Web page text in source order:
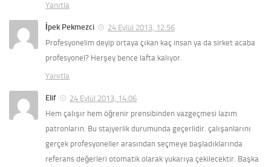
Yanıtla
İpek Pekmezci
24 Eylül 2013, 12:56
Profesyonelim deyip ortaya çıkan kaç insan ya da sirket acaba
profesyonel? Herşey bence lafta kalıyor.
Yanıtla
Elif
24 Eylül 2013, 14:06
Hem çalışır hem öğrenir prensibinden vazgeçmesi lazım
patronların. Bu stajyerlik durumunda geçerlidir. çalışanlarını
gerçek profesyoneller arasından seçmeye başladıklarında
referans değerleri otomatik olarak yukarıya çekilecektir. Başka